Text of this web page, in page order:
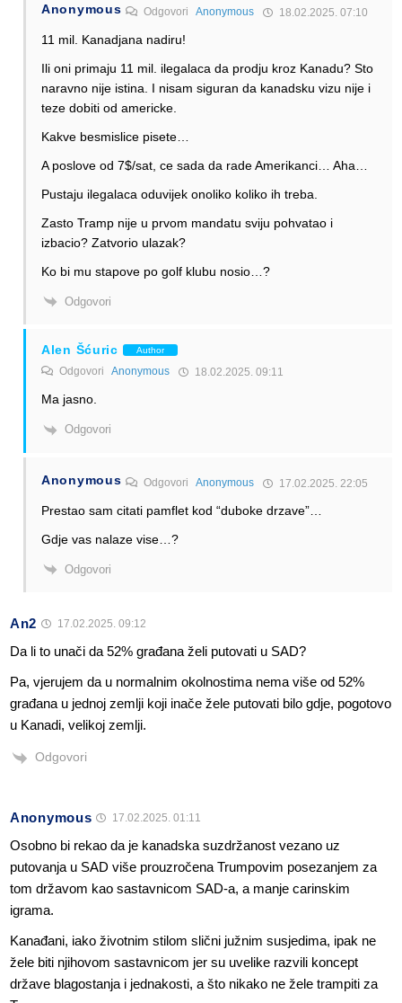
Anonymous OdgovoriAnonymous 18.02.2025. 07:10
11 mil. Kanadjana nadiru!
Ili oni primaju 11 mil. ilegalaca da prodju kroz Kanadu? Sto
naravno nije istina. I nisam siguran da kanadsku vizu nije i
teze dobiti od americke.
Kakve besmislice pisete…
A poslove od 7$/sat, ce sada da rade Amerikanci… Aha…
Pustaju ilegalaca oduvijek onoliko koliko ih treba.
Zasto Tramp nije u prvom mandatu sviju pohvatao i
izbacio? Zatvorio ulazak?
Ko bi mu stapove po golf klubu nosio…?
Odgovori
Alen Šćuric Author
Odgovori Anonymous 18.02.2025. 09:11
Ma jasno.
Odgovori
Anonymous OdgovoriAnonymous 17.02.2025. 22:05
Prestao sam citati pamflet kod “duboke drzave”…
Gdje vas nalaze vise…?
Odgovori
An2 17.02.2025. 09:12
Da li to unači da 52% građana želi putovati u SAD?
Pa, vjerujem da u normalnim okolnostima nema više od 52%
građana u jednoj zemlji koji inače žele putovati bilo gdje, pogotovo
u Kanadi, velikoj zemlji.
Odgovori
Anonymous 17.02.2025. 01:11
Osobno bi rekao da je kanadska suzdržanost vezano uz
putovanja u SAD više prouzročena Trumpovim posezanjem za
tom državom kao sastavnicom SAD-a, a manje carinskim
igrama.
Kanađani, iako životnim stilom slični južnim susjedima, ipak ne
žele biti njihovom sastavnicom jer su uvelike razvili koncept
države blagostanja i jednakosti, a što nikako ne žele trampiti za